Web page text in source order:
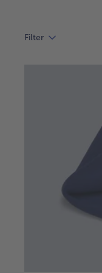
Filter